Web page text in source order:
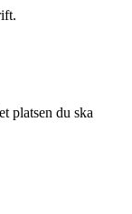
platsen du ska